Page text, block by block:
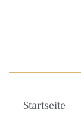
Startseite